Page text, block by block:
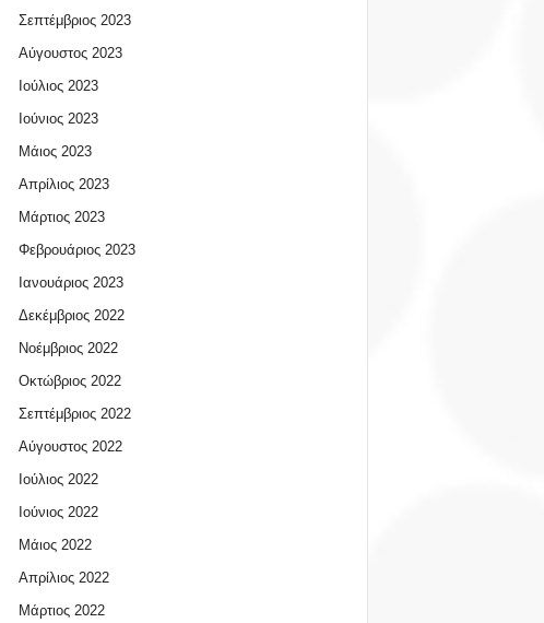
Σεπτέμβριος 2023
Αύγουστος 2023
Ιούλιος 2023
Ιούνιος 2023
Μάιος 2023
Απρίλιος 2023
Μάρτιος 2023
Φεβρουάριος 2023
Ιανουάριος 2023
Δεκέμβριος 2022
Νοέμβριος 2022
Οκτώβριος 2022
Σεπτέμβριος 2022
Αύγουστος 2022
Ιούλιος 2022
Ιούνιος 2022
Μάιος 2022
Απρίλιος 2022
Μάρτιος 2022